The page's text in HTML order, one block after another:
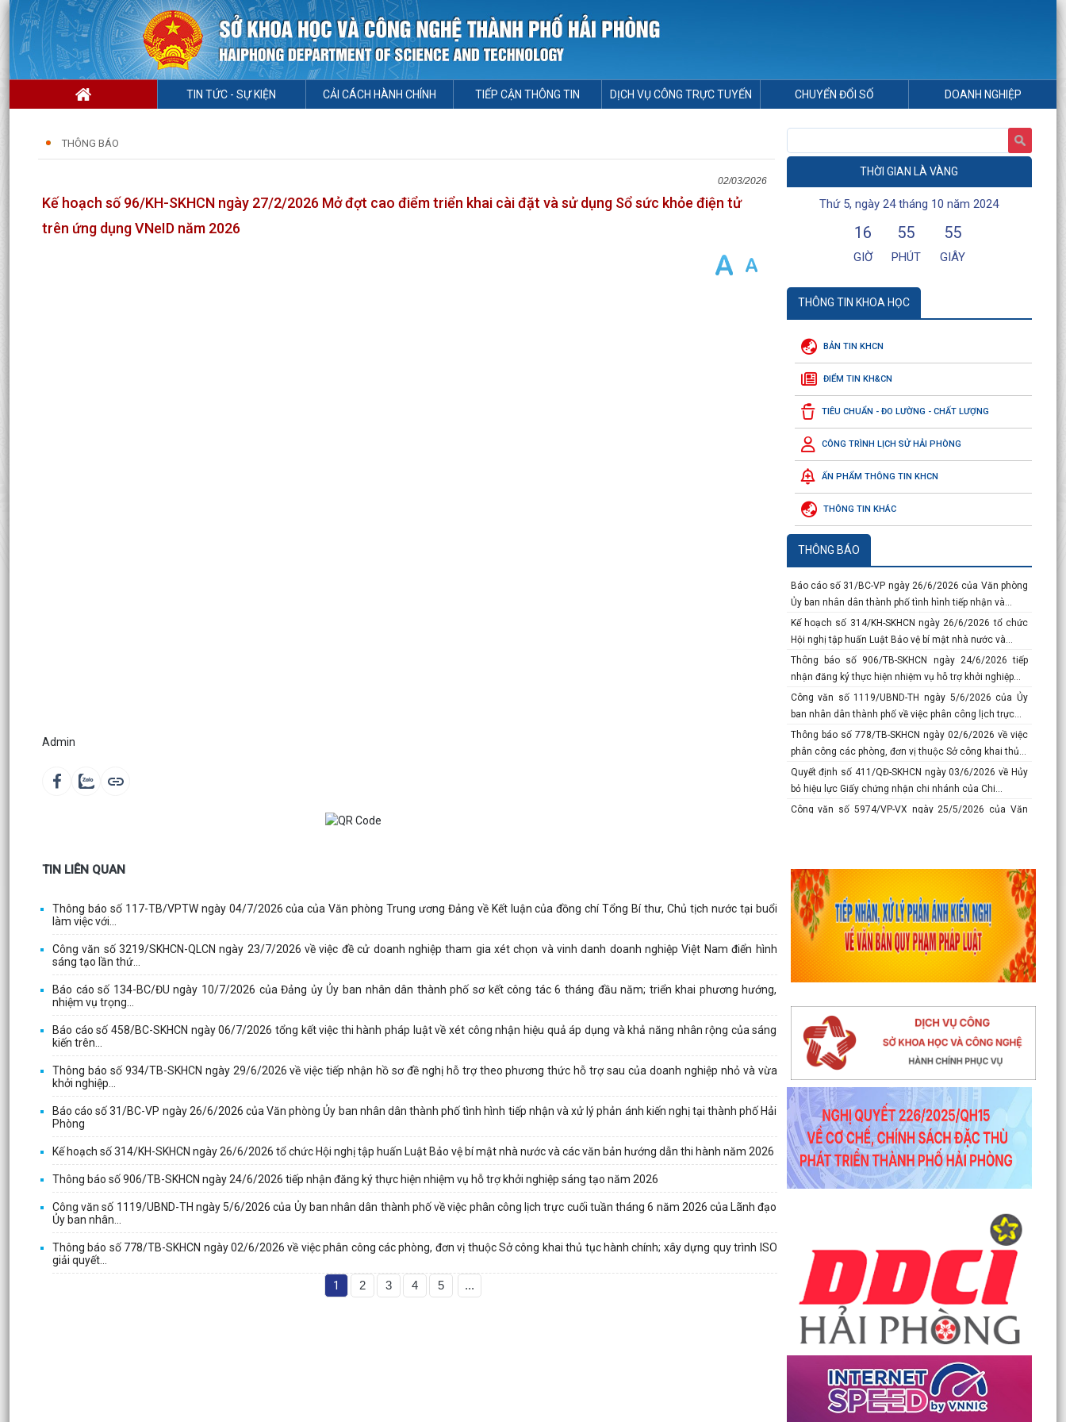
TIN TỨC - SỰ KIỆN CẢI CÁCH HÀNH CHÍNH TIẾP CẬN THÔNG TIN DỊCH VỤ CÔNG TRỰC TUYẾN CHUYỂN ĐỔI SỐ DOANH NGHIỆP
THÔNG BÁO
02/03/2026
Kế hoạch số 96/KH-SKHCN ngày 27/2/2026 Mở đợt cao điểm triển khai cài đặt và sử dụng Sổ sức khỏe điện tử
trên ứng dụng VNeID năm 2026
Admin
TIN LIÊN QUAN
Thông báo số 117-TB/VPTW ngày 04/7/2026 của của Văn phòng Trung ương Đảng về Kết luận của đồng chí Tổng Bí thư, Chủ tịch nước tại buổi
làm việc với...
Công văn số 3219/SKHCN-QLCN ngày 23/7/2026 về việc đề cử doanh nghiệp tham gia xét chọn và vinh danh doanh nghiệp Việt Nam điển hình
sáng tạo lần thứ...
Báo cáo số 134-BC/ĐU ngày 10/7/2026 của Đảng ủy Ủy ban nhân dân thành phố sơ kết công tác 6 tháng đầu năm; triển khai phương hướng,
nhiệm vụ trọng...
Báo cáo số 458/BC-SKHCN ngày 06/7/2026 tổng kết việc thi hành pháp luật về xét công nhận hiệu quả áp dụng và khả năng nhân rộng của sáng
kiến trên...
Thông báo số 934/TB-SKHCN ngày 29/6/2026 về việc tiếp nhận hồ sơ đề nghị hỗ trợ theo phương thức hỗ trợ sau của doanh nghiệp nhỏ và vừa
khởi nghiệp...
Báo cáo số 31/BC-VP ngày 26/6/2026 của Văn phòng Ủy ban nhân dân thành phố tình hình tiếp nhận và xử lý phản ánh kiến nghị tại thành phố Hải
Phòng
Kế hoạch số 314/KH-SKHCN ngày 26/6/2026 tổ chức Hội nghị tập huấn Luật Bảo vệ bí mật nhà nước và các văn bản hướng dẫn thi hành năm 2026
Thông báo số 906/TB-SKHCN ngày 24/6/2026 tiếp nhận đăng ký thực hiện nhiệm vụ hỗ trợ khởi nghiệp sáng tạo năm 2026
Công văn số 1119/UBND-TH ngày 5/6/2026 của Ủy ban nhân dân thành phố về việc phân công lịch trực cuối tuần tháng 6 năm 2026 của Lãnh đạo
Ủy ban nhân...
Thông báo số 778/TB-SKHCN ngày 02/6/2026 về việc phân công các phòng, đơn vị thuộc Sở công khai thủ tục hành chính; xây dựng quy trình ISO
giải quyết...
1 2 3 4 5 ...
THỜI GIAN LÀ VÀNG
Thứ 5, ngày 24 tháng 10 năm 2024
16
GIỜ
55
PHÚT
55
GIÂY
THÔNG TIN KHOA HỌC
BẢN TIN KHCN
ĐIỂM TIN KH&CN
TIÊU CHUẨN - ĐO LƯỜNG - CHẤT LƯỢNG
CÔNG TRÌNH LỊCH SỬ HẢI PHÒNG
ẤN PHẨM THÔNG TIN KHCN
THÔNG TIN KHÁC
THÔNG BÁO
Thông báo số 117-TB/VPTW ngày 04/7/2026 của của
Văn phòng Trung ương Đảng về Kết luận của đồng
chí...
Công văn số 3219/SKHCN-QLCN ngày 23/7/2026 về
việc đề cử doanh nghiệp tham gia xét chọn và vinh...
Báo cáo số 134-BC/ĐU ngày 10/7/2026 của Đảng ủy
Báo cáo số 458/BC-SKHCN ngày 06/7/2026 tổng kết
việc thi hành pháp luật về xét công nhận hiệu quả...
Thông báo số 934/TB-SKHCN ngày 29/6/2026 về việc
tiếp nhận hồ sơ đề nghị hỗ trợ theo phương thức hỗ...
Báo cáo số 31/BC-VP ngày 26/6/2026 của Văn phòng
Ủy ban nhân dân thành phố tình hình tiếp nhận và...
Kế hoạch số 314/KH-SKHCN ngày 26/6/2026 tổ chức
Hội nghị tập huấn Luật Bảo vệ bí mật nhà nước và...
Thông báo số 906/TB-SKHCN ngày 24/6/2026 tiếp
nhận đăng ký thực hiện nhiệm vụ hỗ trợ khởi nghiệp...
Công văn số 1119/UBND-TH ngày 5/6/2026 của Ủy
ban nhân dân thành phố về việc phân công lịch trực...
Thông báo số 778/TB-SKHCN ngày 02/6/2026 về việc
phân công các phòng, đơn vị thuộc Sở công khai thủ...
Quyết định số 411/QĐ-SKHCN ngày 03/6/2026 về Hủy
bỏ hiệu lực Giấy chứng nhận chi nhánh của Chi...
Công văn số 5974/VP-VX ngày 25/5/2026 của Văn
tế về việc hướng dẫn nội dung chuyên môn khám
sức...
Thông báo số 618/TB-SKHCN ngày 10/5/2026 Số điện
thoại đường dây nóng và trang Facebook tiếp nhận...
Báo cáo số 277-BC/TU ngày 08/5/2026 của Thành ủy
về tình hình thự hiện nhiệm vụ tháng 4; nhiệm vụ,...
Ban thường vụ Thành ủy về tình hình thực hiện
nhiệm...
Công văn số 5167/VP-VX ngày 10/5/2026 của Văn
phòng Ủy ban nhân dân thành phố về việc tăng
cường...
Công văn số 1747/SKHCN-CCTĐC ngày 07/5/2026 về
việc đề nghị xem xét, nâng cấp, cải tiến hệ thống...
Thông báo số 370-TB/TU ngày 06/5/2026 ý kiến của
Thường trực Thành ủy về công tác chuẩn bị tổ chức...
Thông báo số 594/TB-SKHCN ngày 05/5/2026 Kết luận
Hội nghị đối thoại và giải quyết kiến nghị của...
Công văn số 4621/SYT-CCDSTE ngày 05/5/2026 của
Sở Y tế về việc tăng cường đảm bảo an toàn, phòng...
Công văn số 3817/STC-ĐKKD&QLDN ngày 04/5/2026
của Sở Tài chính về việc tuyên truyền, phổ biến kêu...
Công văn số 1524/SKHCN-HTS&CNg ngày 22/4/2026
Quyết định ban hành Quy chế phối hợp trong hoạt
động...
Công văn số 1456/SKHCN-QLCN ngày 17/4/2026 về
việc hưởng ứng Ngày Sáng tạo và Đổi mới sáng tạo
Công văn số 65-CV/BTGDVĐU ngày 27/3/2026 của
Ban tuyên giáo và Dân vận về việc tuyên truyền kỷ